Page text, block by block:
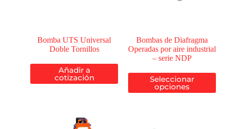
Bomba UTS Universal
Doble Tornillos
Añadir a
cotización
Bombas de Diafragma
Operadas por aire industrial
– serie NDP
Seleccionar
opciones